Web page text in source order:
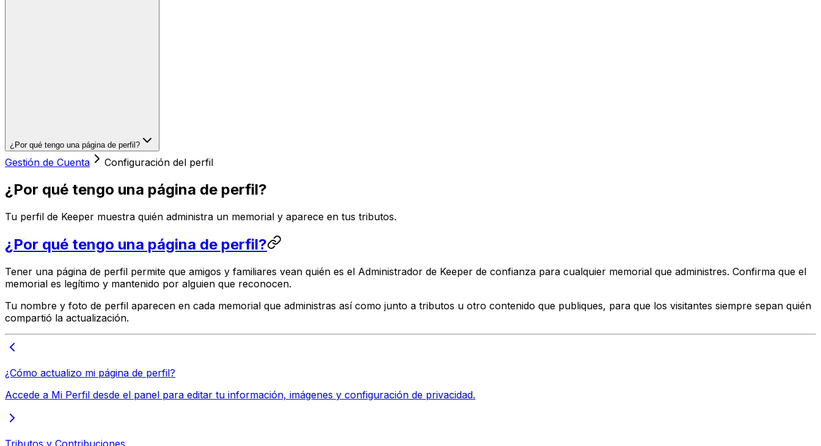
¿Por qué tengo una página de perfil?
Gestión de Cuenta Configuración del perfil
¿Por qué tengo una página de perfil?
Tu perfil de Keeper muestra quién administra un memorial y aparece en tus tributos.
¿Por qué tengo una página de perfil?
Tener una página de perfil permite que amigos y familiares vean quién es el Administrador de Keeper de confianza para cualquier memorial que administres. Confirma que el
memorial es legítimo y mantenido por alguien que reconocen.
Tu nombre y foto de perfil aparecen en cada memorial que administras así como junto a tributos u otro contenido que publiques, para que los visitantes siempre sepan quién
compartió la actualización.
¿Cómo actualizo mi página de perfil?
Accede a Mi Perfil desde el panel para editar tu información, imágenes y configuración de privacidad.
Tributos y Contribuciones